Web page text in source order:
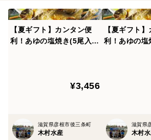
【夏ギフト】カンタン便
利！あゆの塩焼き(5尾入)
¥3,456
滋賀県彦根市後三条町
木村水産
【夏ギフト
利！あゆの塩
滋賀県
木村